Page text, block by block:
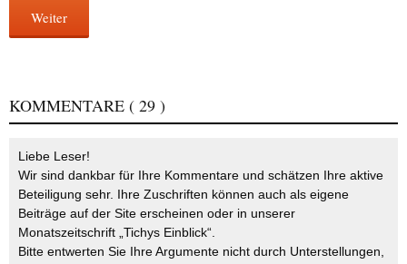
Weiter
KOMMENTARE ( 29 )
Liebe Leser!
Wir sind dankbar für Ihre Kommentare und schätzen Ihre aktive
Beteiligung sehr. Ihre Zuschriften können auch als eigene
Beiträge auf der Site erscheinen oder in unserer
Monatszeitschrift „Tichys Einblick“.
Bitte entwerten Sie Ihre Argumente nicht durch Unterstellungen,